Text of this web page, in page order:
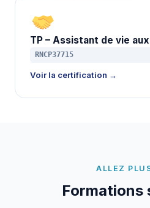
TP – Assistant de vie
RNCP37715
Voir la certification →
ALLEZ
Formations